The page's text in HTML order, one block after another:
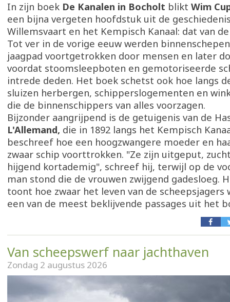
In zijn boek De Kanalen in Bocholt blikt Wim
een bijna vergeten hoofdstuk uit de
Willemsvaart en het Kempisch Kanaal: dat van
Tot ver in de vorige eeuw werden
jaagpad voortgetrokken door mensen en later
voordat stoomsleepboten en gemotoriseerde
intrede deden. Het boek schetst ook hoe langs
sluizen herbergen, schipperslogementen en
die de binnenschippers van alles voorzagen.
Bijzonder aangrijpend is de getuigenis van de
L'Allemand, die in 1892 langs het Kempisch
beschreef hoe een hoogzwangere moeder en
zwaar schip voorttrokken. "Ze zijn uitgeput,
hijgend kortademig", schreef hij, terwijl op de
man stond die de vrouwen zwijgend gadesloeg.
toont hoe zwaar het leven van de scheepsjagers
een van de meest beklijvende passages uit het
Van scheepswerf naar jachthaven
Zondag 2 augustus 2026